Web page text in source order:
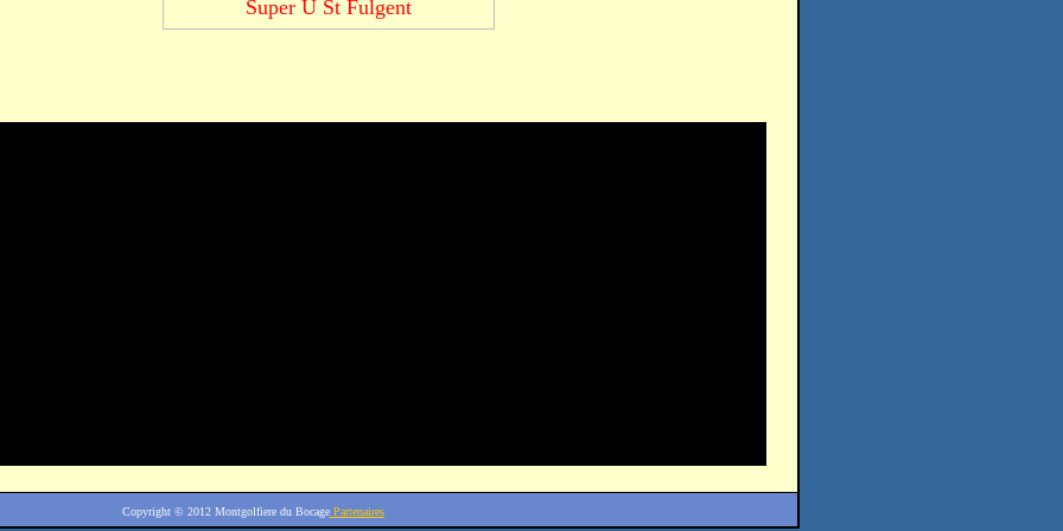
Super U St Fulgent
Copyright © 2012Montgolfiere du BocagePartenaires